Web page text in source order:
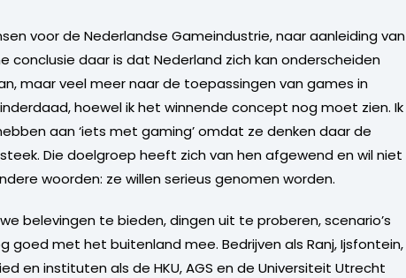
voor de Nederlandse Gameindustrie, naar aanleiding van
conclusie daar is dat Nederland zich kan onderscheiden
maar veel meer naar de toepassingen van games in
hoewel ik het winnende concept nog moet zien. Ik
aan ‘iets met gaming’ omdat ze denken daar de
Die doelgroep heeft zich van hen afgewend en wil niet
woorden: ze willen serieus genomen worden.
belevingen te bieden, dingen uit te proberen, scenario’s
met het buitenland mee. Bedrijven als Ranj, Ijsfontein,
en instituten als de HKU, AGS en de Universiteit Utrecht